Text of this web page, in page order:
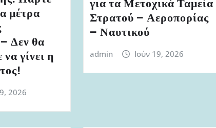
μέτρα
Δεν θα
γίνει η
2026
για τα Μετοχικά Ταμεία
Στρατού – Αεροπορίας
– Ναυτικού
admin Ιούν 19, 2026